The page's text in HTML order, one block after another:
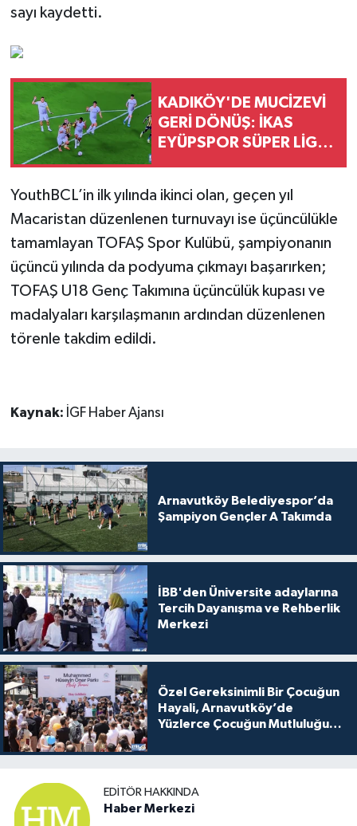
sayı kaydetti.
KADIKÖY'DE MUCİZEVİ
GERİ DÖNÜŞ: İKAS
EYÜPSPOR SÜPER LİG’E
YouthBCL’in ilk yılında ikinci olan, geçen yıl
Macaristan düzenlenen turnuvayı ise üçüncülükle
tamamlayan TOFAŞ Spor Kulübü, şampiyonanın
üçüncü yılında da podyuma çıkmayı başarırken;
TOFAŞ U18 Genç Takımına üçüncülük kupası ve
madalyaları karşılaşmanın ardından düzenlenen
törenle takdim edildi.
Kaynak: İGF Haber Ajansı
Arnavutköy Belediyespor’da
Şampiyon Gençler A Takımda
İBB'den Üniversite adaylarına
Tercih Dayanışma ve Rehberlik
Merkezi
Özel Gereksinimli Bir Çocuğun
Hayali, Arnavutköy’de
Yüzlerce Çocuğun Mutluluğu
EDITÖR HAKKINDA
Haber Merkezi